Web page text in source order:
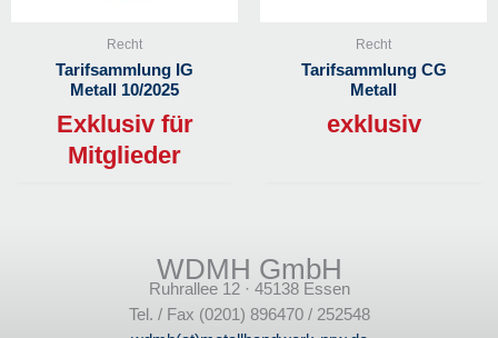
Recht
Tarifsammlung IG
Metall 10/2025
Exklusiv für
Mitglieder
Recht
Tarifsammlung CG
Metall
exklusiv
WDMH GmbH
Ruhrallee 12 · 45138 Essen
Tel. / Fax (0201) 896470 / 252548